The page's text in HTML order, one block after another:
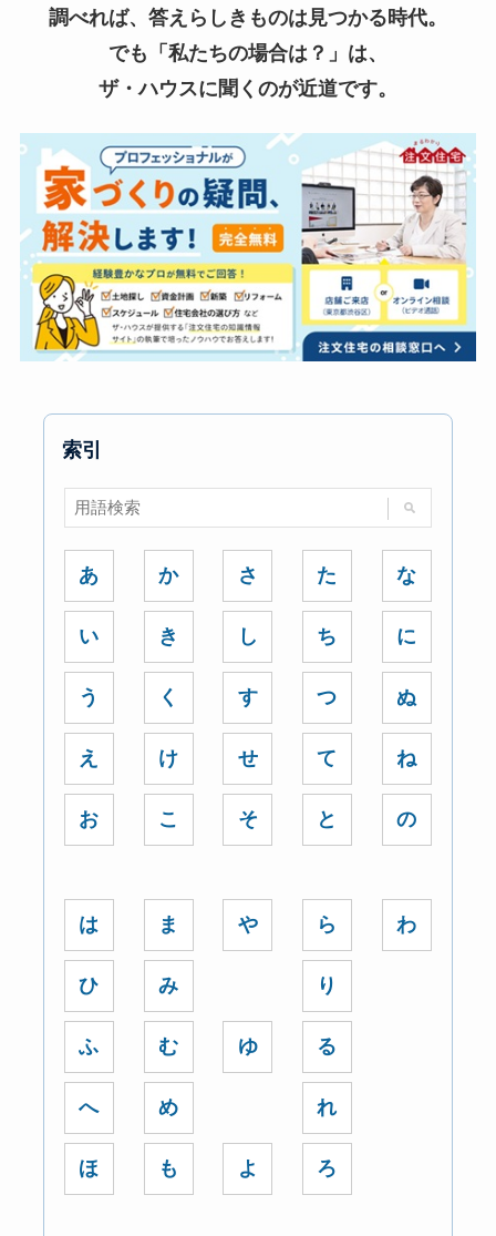
調べれば、答えらしきものは見つかる時代。
でも「私たちの場合は？」は、
ザ・ハウスに聞くのが近道です。
索引
あ
い
う
え
お
か
き
く
け
こ
さ
し
す
せ
そ
た
ち
つ
て
と
な
に
ぬ
ね
の
は
ひ
ふ
へ
ほ
ま
み
む
め
も
や
ゆ
よ
ら
り
る
れ
ろ
わ